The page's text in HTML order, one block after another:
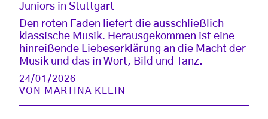
Juniors in Stuttgart
Den roten Faden liefert die ausschließlich
klassische Musik. Herausgekommen ist eine
hinreißende Liebeserklärung an die Macht der
Musik und das in Wort, Bild und Tanz.
24/01/2026
VON MARTINA KLEIN